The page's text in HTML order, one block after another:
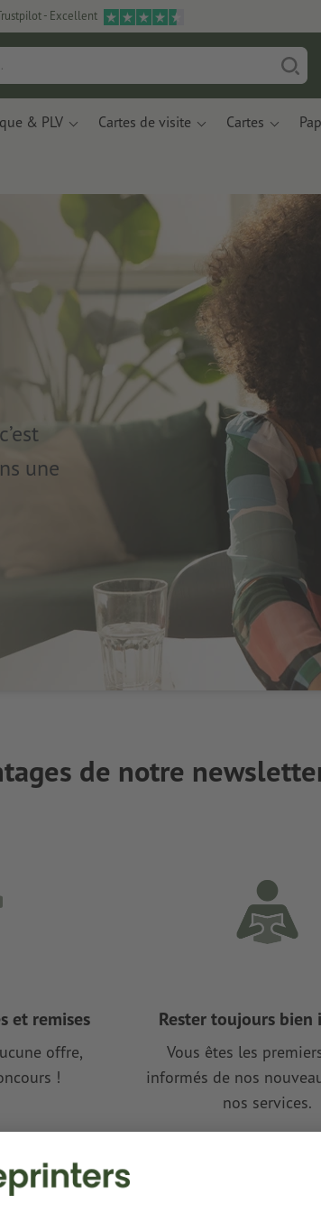
- Excellent
& PLV Cartes de visite Cartes
une
de notre
et remises
offre,
!
Rester toujours bien
Vous êtes les
informés de nos
nos services.